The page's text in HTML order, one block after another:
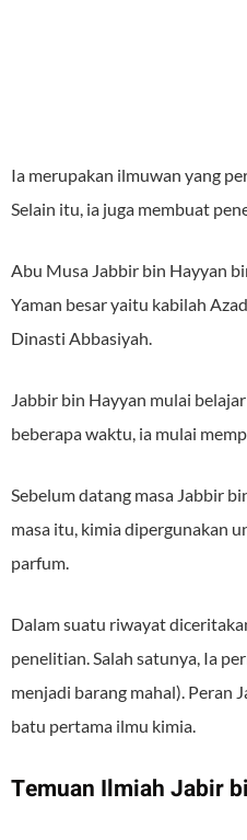
Ia merupakan ilmuwan yang
Selain itu, ia juga membuat
Abu Musa Jabbir bin Hayyan
Yaman besar yaitu kabilah
Dinasti Abbasiyah.
Jabbir bin Hayyan mulai
beberapa waktu, ia mulai
Sebelum datang masa Jabbir
masa itu, kimia dipergunakan
parfum.
Dalam suatu riwayat
penelitian. Salah satunya, Ia
menjadi barang mahal). Peran
batu pertama ilmu kimia.
Temuan Ilmiah Jabir